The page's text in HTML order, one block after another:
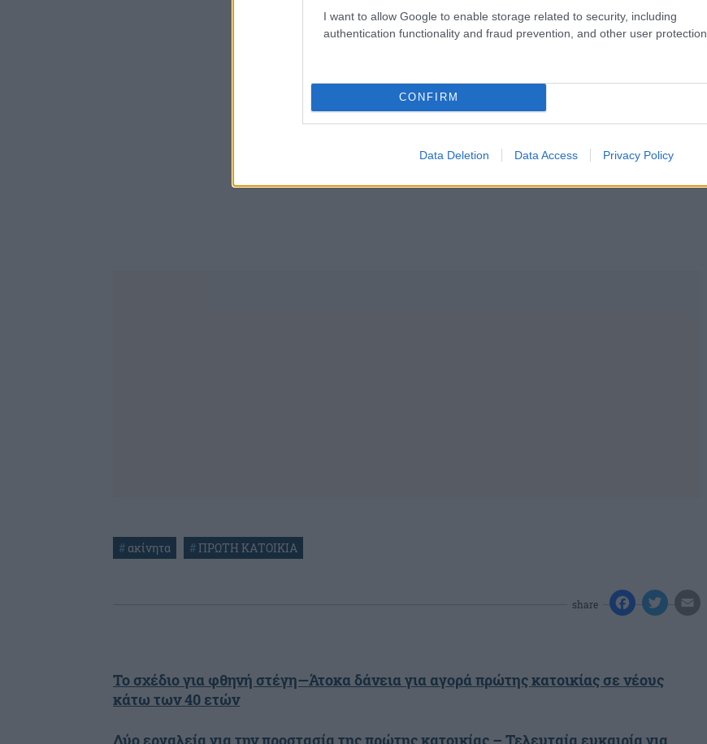
I want to allow Google to enable storage related to security, including
authentication functionality and fraud prevention, and other user protection.
CONFIRM
Data Deletion Data Access Privacy Policy
# ακίνητα #ΠΡΩΤΗ ΚΑΤΟΙΚΙΑ
share
Το σχέδιο για φθηνή στέγη—Άτοκα δάνεια για αγορά πρώτης κατοικίας σε νέους
κάτω των 40 ετών
Δύο εργαλεία για την προστασία της πρώτης κατοικίας – Τελευταία ευκαιρία για